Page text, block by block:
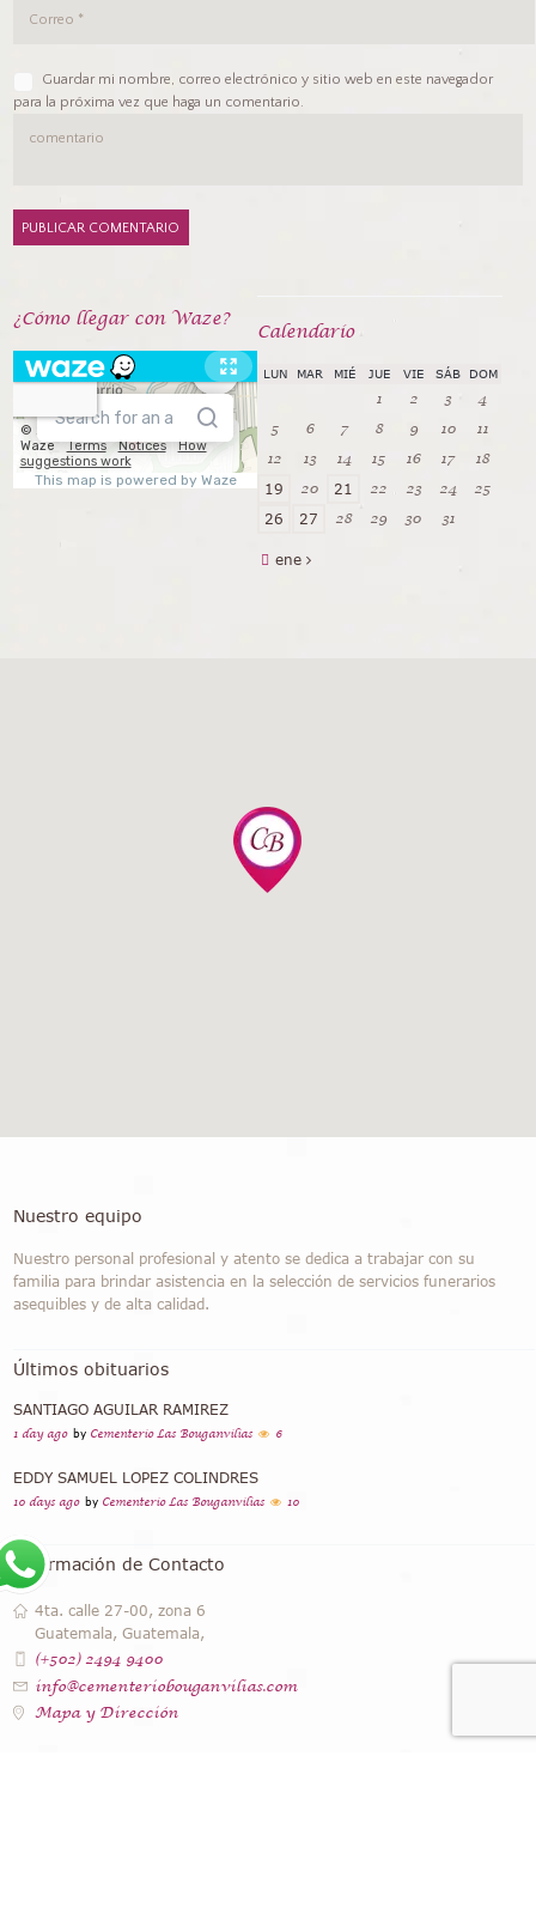
Guardar mi nombre, correo electrónico y sitio web en este navegador
para la próxima vez que haga un comentario.
¿Cómo llegar con Waze?
Calendarío
LUN MAR MIÉ JUE VIE SÁB DOM
1 2 3
4
5
6 7 8 9 10
11
12
13 14 15 16 17 18
19 20 21 22 23 24 25
26 27 28 29 30 31
ene
Nuestro equipo
Nuestro personal profesional y atento se dedica a trabajar con su
familia para brindar asistencia en la selección de servicios funerarios
asequibles y de alta calidad.
Últimos obituarios
SANTIAGO AGUILAR RAMIREZ
1 day ago by Cementerio Las Bouganvilias 6
EDDY SAMUEL LOPEZ COLINDRES
10 days ago by Cementerio Las Bouganvilias 10
Información de Contacto
4ta. calle 27-00, zona 6
Guatemala, Guatemala,
(+502) 2494 9400
info@cementeriobouganvilias.com
Mapa y Dirección